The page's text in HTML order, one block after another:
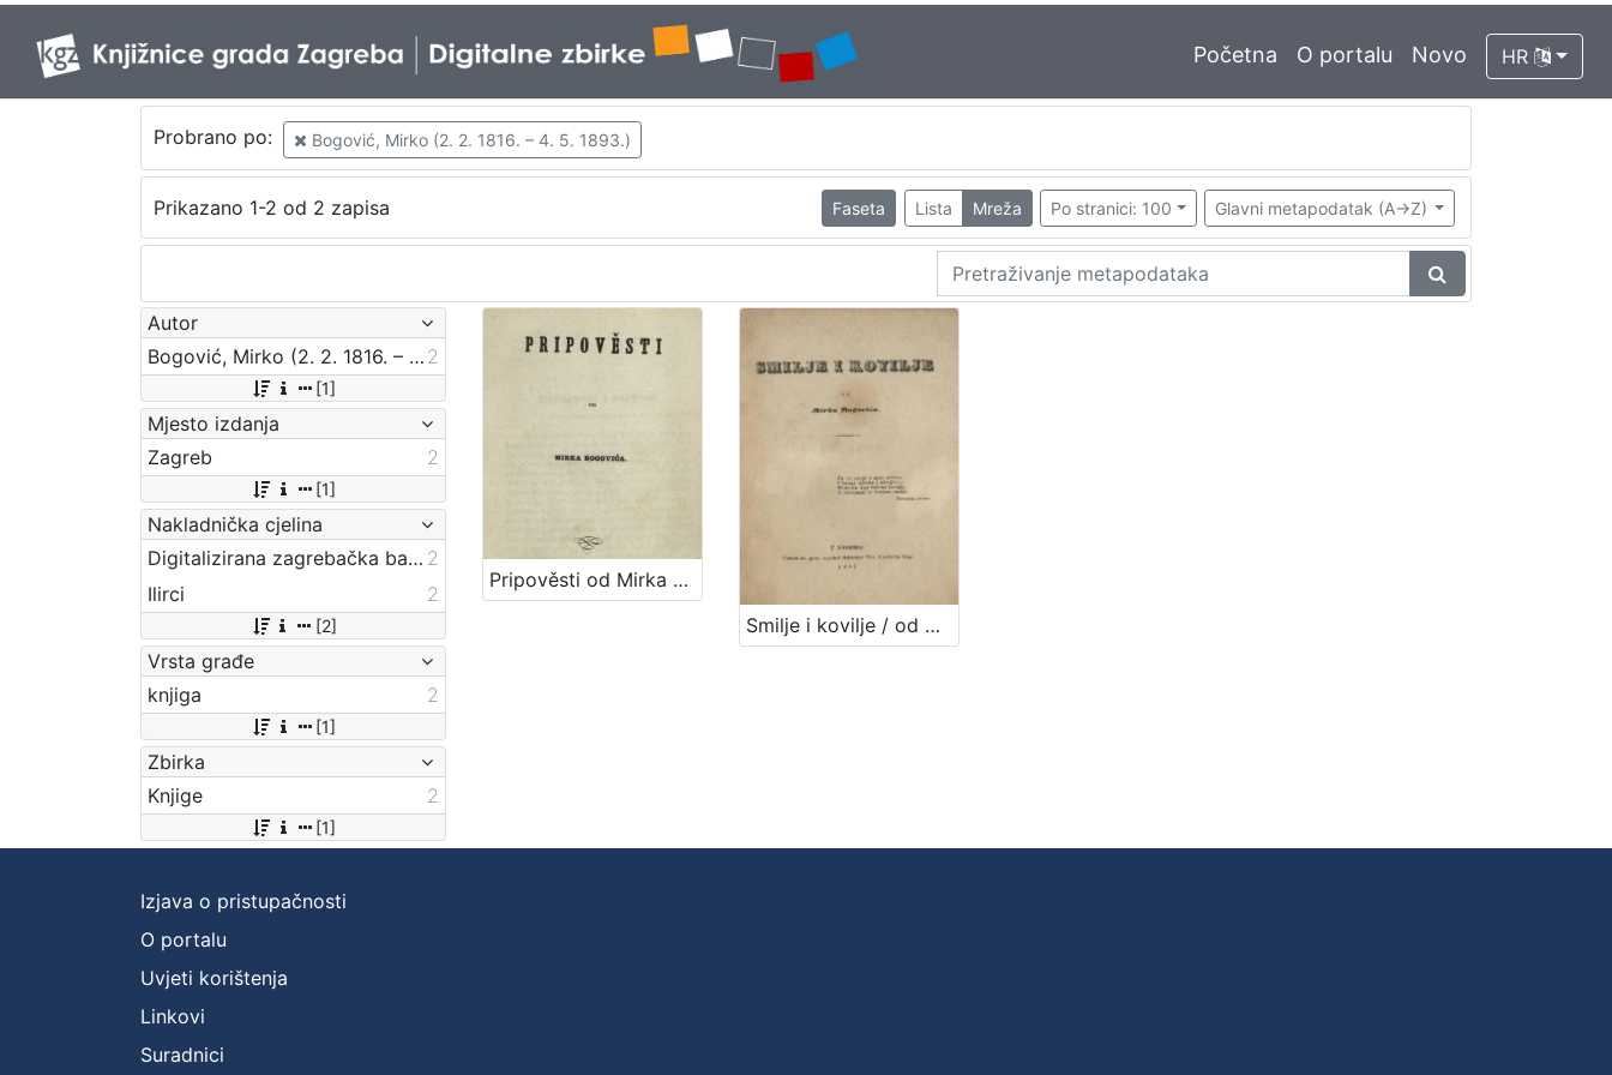
Početna O portalu Novo HR
Probrano po: Bogović, Mirko (2. 2. 1816. – 4. 5. 1893.)
Prikazano 1-2 od 2 zapisa Faseta Lista Mreža Po stranici: 100 Glavni metapodatak (A->Z)
Autor
Bogović, Mirko (2. 2. 1816. – 4. 5. 1893.) 2
[1]
Mjesto izdanja
Zagreb
2
[1]
Nakladnička cjelina
Digitalizirana zagrebačka baština 2
Ilirci
2
[2]
Vrsta građe
knjiga
2
[1]
Zbirka
Knjige
2
[1]
Pripověsti od Mirka Bogovića
Smilje i kovilje / od Mirka Bogovića
Izjava o pristupačnosti
O portalu
Uvjeti korištenja
Linkovi
Suradnici